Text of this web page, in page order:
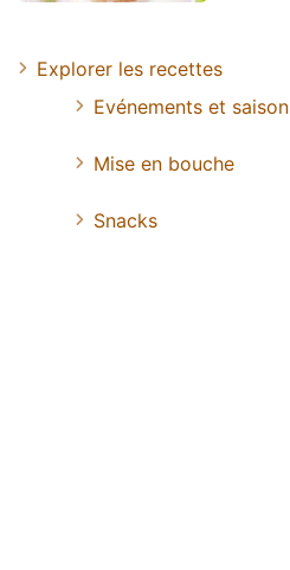
Explorer les recettes
Evénements et saison
Mise en bouche
Snacks